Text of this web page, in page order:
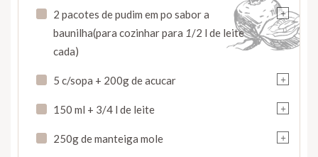
+
2 pacotes de pudim em po sabor a
baunilha(para cozinhar para 1/2 l de leite
cada)
+
5 c/sopa + 200g de acucar
+
150 ml + 3/4 l de leite
+
250g de manteiga mole